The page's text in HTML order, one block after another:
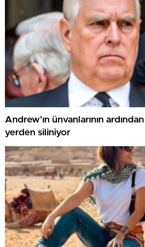
Andrew’ın ünvanlarının
yerden siliniyor